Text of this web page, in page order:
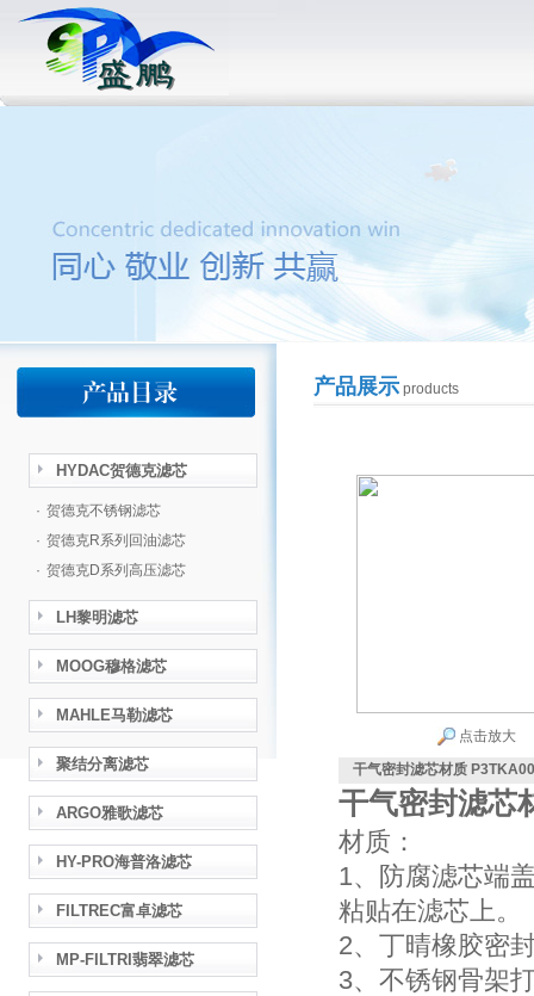
HYDAC贺德克滤芯
· 贺德克不锈钢滤芯
· 贺德克R系列回油滤芯
· 贺德克D系列高压滤芯
LH黎明滤芯
MOOG穆格滤芯
MAHLE马勒滤芯
聚结分离滤芯
ARGO雅歌滤芯
HY-PRO海普洛滤芯
FILTREC富卓滤芯
MP-FILTRI翡翠滤芯
产品展示products
点击放大
干气密封滤芯材质
干气密封滤芯
材质：
1、防腐滤芯端
粘贴在滤芯上。
2、丁晴橡胶密
3、不锈钢骨架